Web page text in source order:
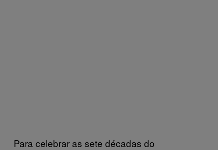
Para celebrar as sete décadas do